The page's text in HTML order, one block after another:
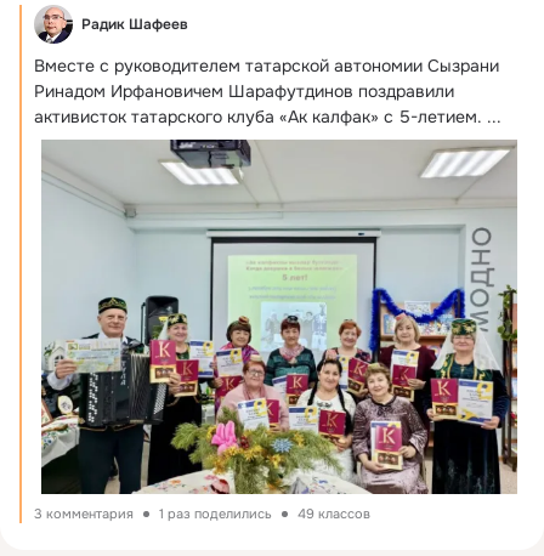
Радик Шафеев
Вместе с руководителем татарской автономии Сызрани
Ринадом Ирфановичем Шарафутдинов поздравили
активисток татарского клуба «Ак калфак» с 5-летием. ...
3 комментария 1 раз поделились 49 классов